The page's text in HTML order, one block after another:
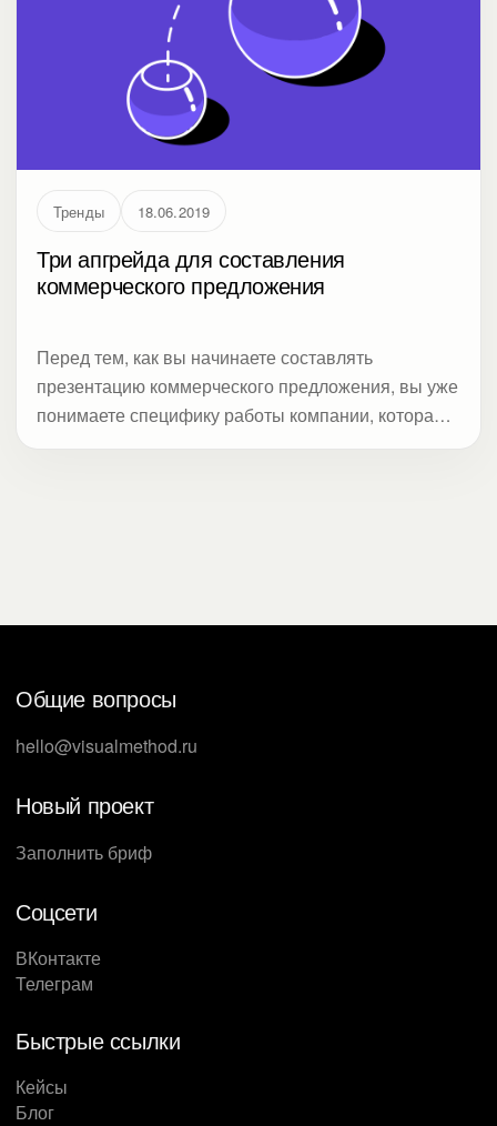
Тренды 18.06.2019
Три апгрейда для составления
коммерческого предложения
Перед тем, как вы начинаете составлять
презентацию коммерческого предложения, вы уже
понимаете специфику работы компании, которая
структура презентации коммерческого
выделиться? Студия Метод предлагает три
Общие вопросы
hello@visualmethod.ru
Новый проект
Заполнить бриф
Соцсети
ВКонтакте
Телеграм
Быстрые ссылки
Кейсы
Блог